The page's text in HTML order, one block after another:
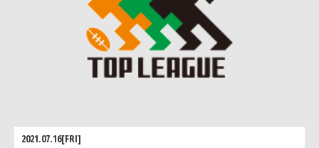
2021.07.16[FRI]